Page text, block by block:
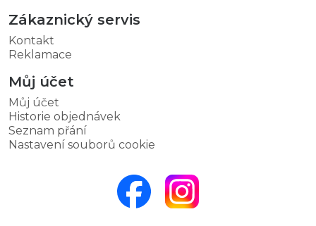
Zákaznický servis
Kontakt
Reklamace
Můj účet
Můj účet
Historie objednávek
Seznam přání
Nastavení souborů cookie